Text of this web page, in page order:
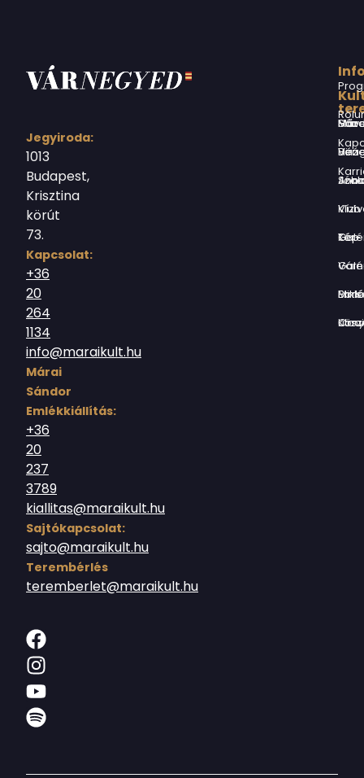
Jegyiroda:
1013
Budapest,
Krisztina
körút
73.
Kapcsolat:
+36
20
264
1134
info@maraikult.hu
Márai
Sándor
Emlékkiállítás:
+36
20
237
3789
kiallitas@maraikult.hu
Sajtókapcsolat:
sajto@maraikult.hu
Terembérlés
teremberlet@maraikult.hu
Márai Sándor Művelődési Ház
Virág Benedek Ház
Jókai Anna
Vízivárosi Klub
Tér-Kép
Várnegyed
Borsos
Országház